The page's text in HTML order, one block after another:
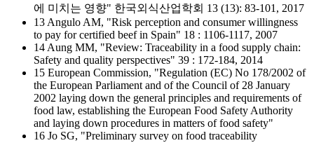
에 미치는 영향" 한국외식산업학회 13 (13): 83-101, 2017
13 Angulo AM, "Risk perception and consumer willingness
to pay for certified beef in Spain" 18 : 1106-1117, 2007
14 Aung MM, "Review: Traceability in a food supply chain:
Safety and quality perspectives" 39 : 172-184, 2014
15 European Commission, "Regulation (EC) No 178/2002 of
the European Parliament and of the Council of 28 January
2002 laying down the general principles and requirements of
food law, establishing the European Food Safety Authority
and laying down procedures in matters of food safety"
16 Jo SG, "Preliminary survey on food traceability